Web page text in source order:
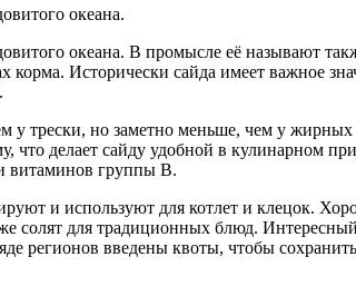
океана.
океана. В промысле её называют
Исторически сайда имеет важное
у трески, но заметно меньше, чем у
что делает сайду удобной в кулинарном
витаминов группы B.
и используют для котлет и клецок.
солят для традиционных блюд.
регионов введены квоты, чтобы